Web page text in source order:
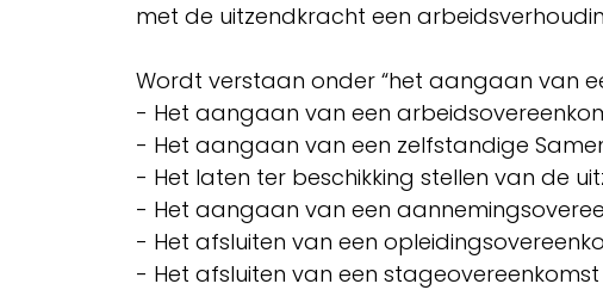
met de uitzendkracht een
Wordt verstaan onder “het aangaan van
- Het aangaan van een
- Het aangaan van een zelfstandige
- Het laten ter beschikking stellen van de
- Het aangaan van een
- Het afsluiten van een
- Het afsluiten van een